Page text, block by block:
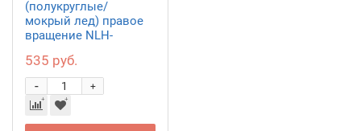
(полукруглые/
мокрый лед) правое
вращение NLH-
535 руб.
+
-